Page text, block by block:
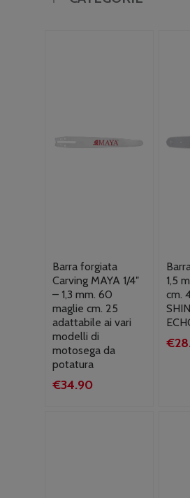
Barra forgiata
Carving MAYA 1/4″
– 1,3 mm. 60
maglie cm. 25
adattabile ai vari
modelli di
motosega da
potatura
€34.90
1,5
cm.
€